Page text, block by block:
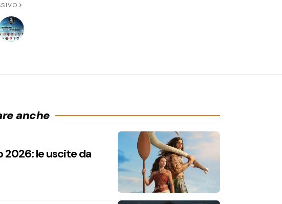
anche
2026: le uscite da